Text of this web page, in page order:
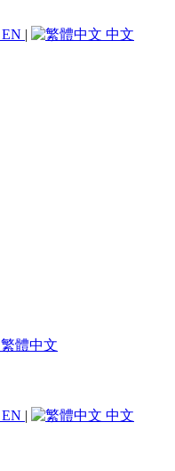
EN | 中文
繁體中文
EN | 中文